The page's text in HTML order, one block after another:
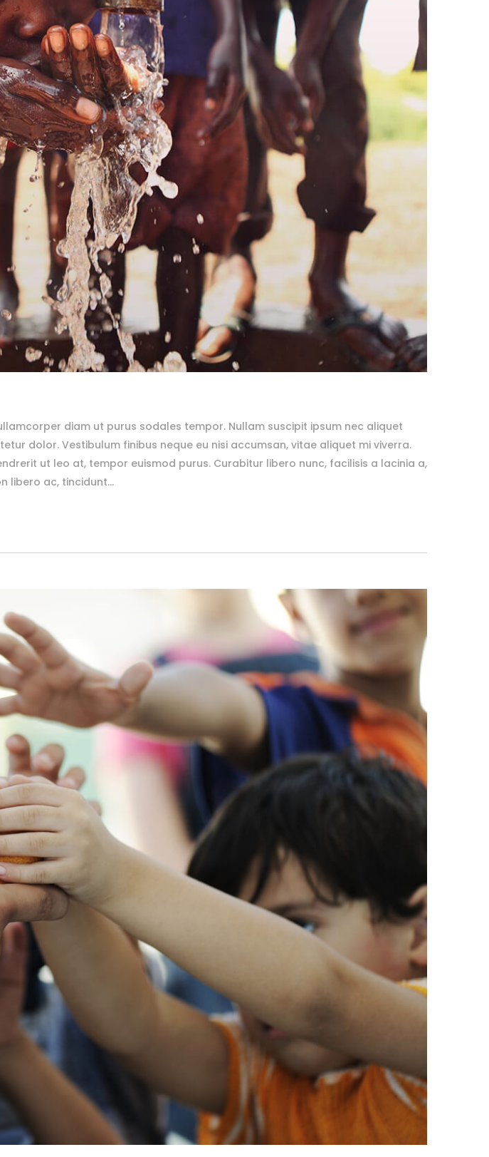
diam ut purus sodales tempor. Nullam suscipit ipsum nec aliquet
dolor. Vestibulum finibus neque eu nisi accumsan, vitae aliquet mi viverra.
ut leo at, tempor euismod purus. Curabitur libero nunc, facilisis a lacinia a,
libero ac, tincidunt...